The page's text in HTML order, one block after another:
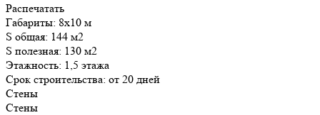
Распечатать
Габариты: 8x10 м
S общая: 144 м2
S полезная: 130 м2
Этажность: 1,5 этажа
Срок строительства: от 20 дней
Стены
Стены